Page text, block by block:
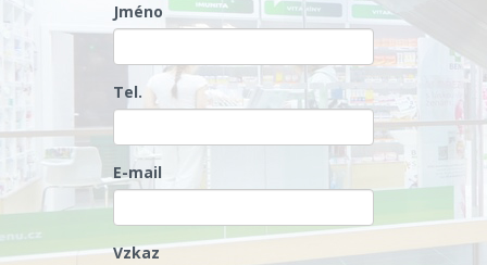
Jméno
Tel.
E-mail
Vzkaz